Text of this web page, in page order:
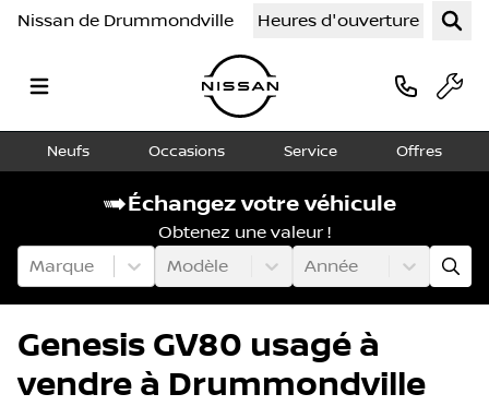
Nissan de Drummondville Heures d'ouverture
Neufs Occasions Service Offres
Échangez votre véhicule
Obtenez une valeur !
Marque
Modèle Année
Genesis GV80 usagé à
vendre à Drummondville